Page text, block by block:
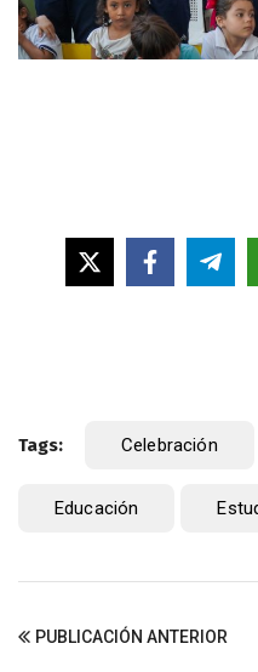
Tags: Celebración
Educación
PUBLICACIÓN ANTERIOR